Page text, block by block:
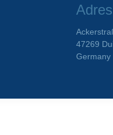
47269
Germany